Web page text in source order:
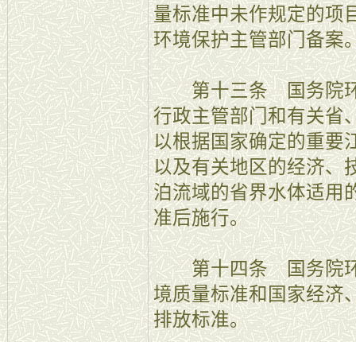
量标准中未作规定的项
环境保护主管部门备案
第十三条 国务院环
行政主管部门和有关省
以根据国家确定的重要
以及有关地区的经济、
泊流域的省界水体适用
准后施行。
第十四条 国务院环
境质量标准和国家经济
排放标准。